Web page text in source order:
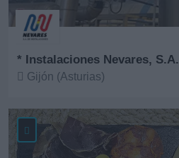
* Instalaciones Nevares, S.A.
Gijón (Asturias)